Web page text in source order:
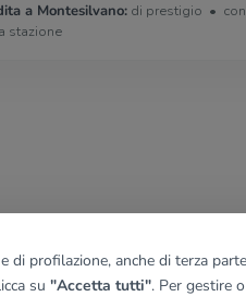
a Montesilvano: di prestigio
stazione
di profilazione, anche di terza
su "Accetta tutti". Per gestire